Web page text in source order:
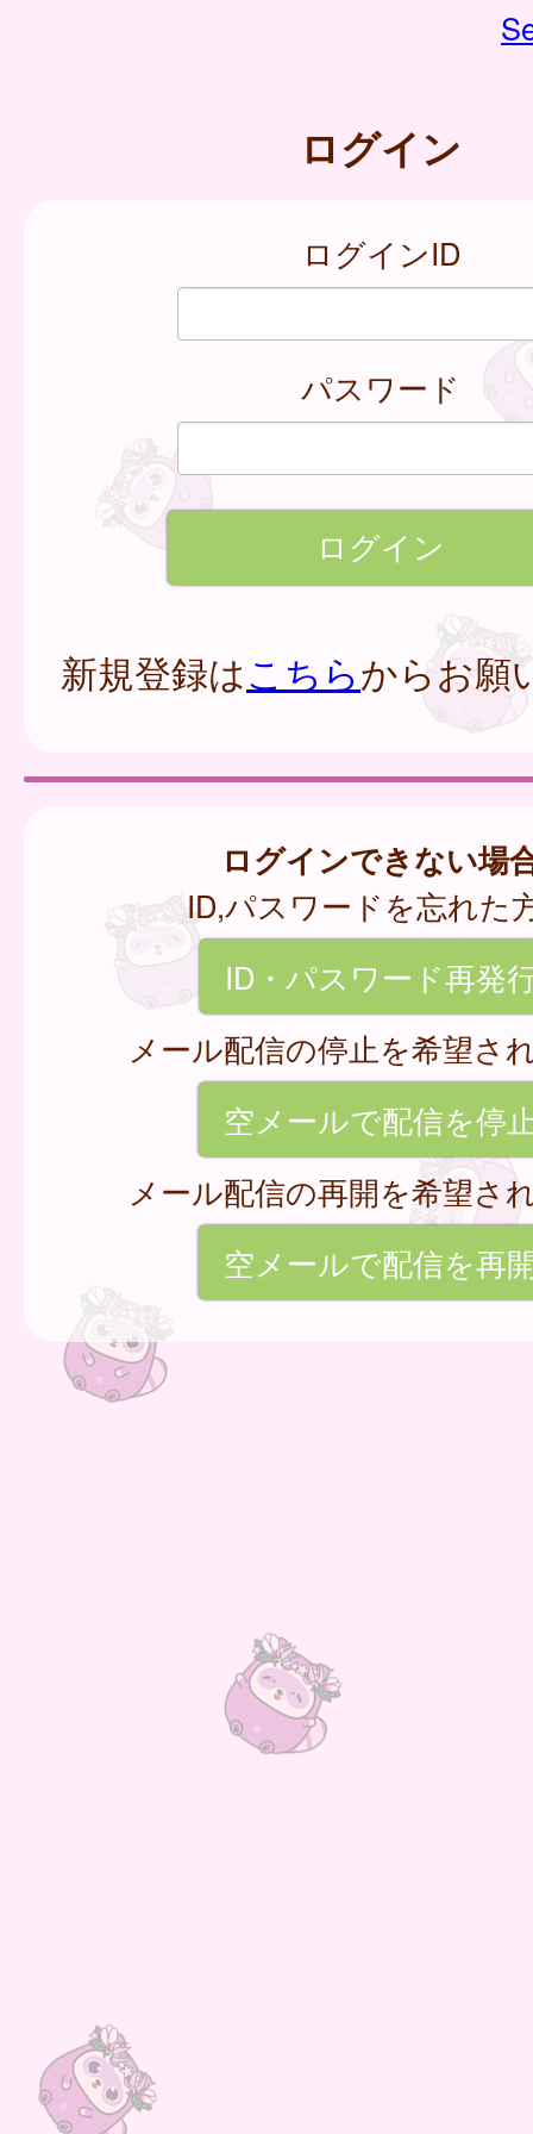
ログイン
ログインID
パスワード
新規登録はこちらからお願
ログインできない場
ID,パスワードを忘れた
ID・パスワード再発
メール配信の停止を希望さ
空メールで配信を停
メール配信の再開を希望さ
空メールで配信を再